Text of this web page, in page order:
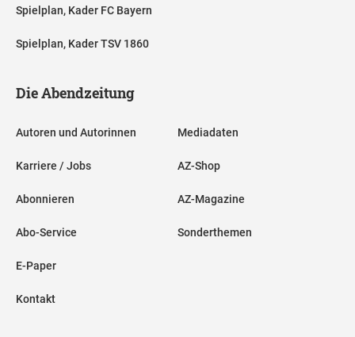
Spielplan, Kader FC Bayern
Spielplan, Kader TSV 1860
Die Abendzeitung
Autoren und Autorinnen
Karriere / Jobs
Abonnieren
Abo-Service
E-Paper
Kontakt
Mediadaten
AZ-Shop
AZ-Magazine
Sonderthemen